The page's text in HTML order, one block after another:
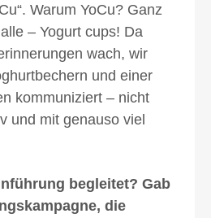
Warum YoCu? Ganz
– Yogurt cups! Da
wach, wir
und einer
kommuniziert – nicht
und mit genauso viel
begleitet? Gab
die